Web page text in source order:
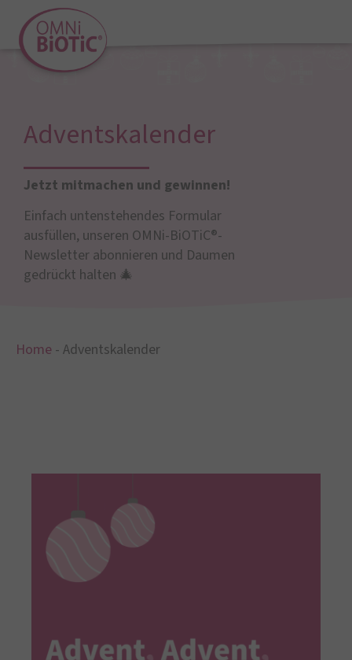
Adventskalender
Jetzt mitmachen und gewinnen!
Einfach untenstehendes Formular
ausfüllen, unseren OMNi-BiOTiC®-
Newsletter abonnieren und Daumen
gedrückt halten 🎄
Home - Adventskalender